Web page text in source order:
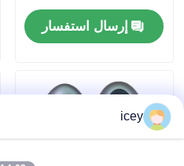
إرسال استفسار
icey